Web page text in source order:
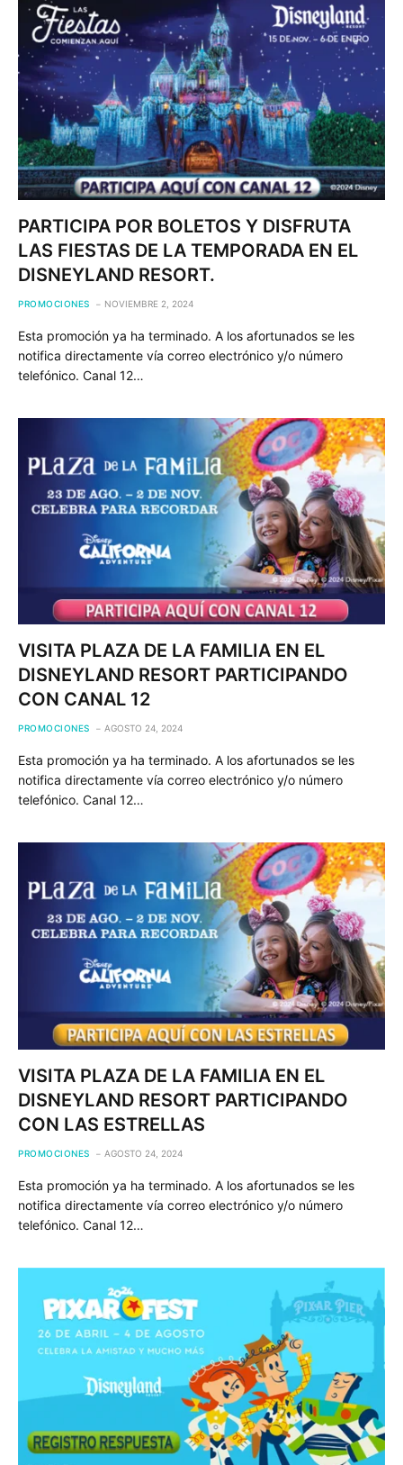
PARTICIPA POR BOLETOS Y DISFRUTA
LAS FIESTAS DE LA TEMPORADA EN EL
DISNEYLAND RESORT.
PROMOCIONES NOVIEMBRE 2, 2024
Esta promoción ya ha terminado. A los afortunados se les
notifica directamente vía correo electrónico y/o número
telefónico. Canal 12…
VISITA PLAZA DE LA FAMILIA EN EL
DISNEYLAND RESORT PARTICIPANDO
CON CANAL 12
PROMOCIONES AGOSTO 24, 2024
Esta promoción ya ha terminado. A los afortunados se les
notifica directamente vía correo electrónico y/o número
telefónico. Canal 12…
VISITA PLAZA DE LA FAMILIA EN EL
DISNEYLAND RESORT PARTICIPANDO
CON LAS ESTRELLAS
PROMOCIONES AGOSTO 24, 2024
Esta promoción ya ha terminado. A los afortunados se les
notifica directamente vía correo electrónico y/o número
telefónico. Canal 12…